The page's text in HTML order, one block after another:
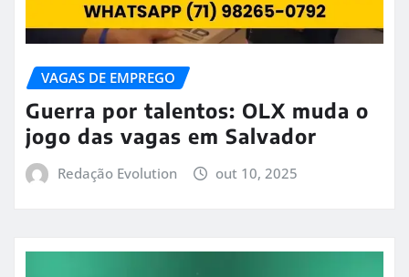
VAGAS DE EMPREGO
Guerra por talentos: OLX muda o
jogo das vagas em Salvador
Redação Evolution out 10, 2025